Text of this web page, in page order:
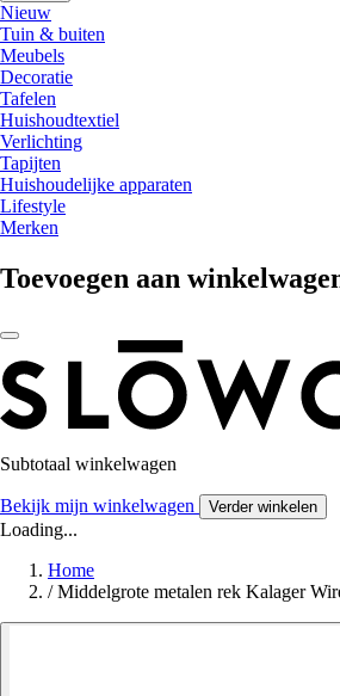
Nieuw
Tuin & buiten
Meubels
Decoratie
Tafelen
Huishoudtextiel
Verlichting
Tapijten
Huishoudelijke apparaten
Lifestyle
Merken
Toevoegen aan
Subtotaal winkelwagen
Bekijk mijn winkelwagen Verder winkelen
Loading...
Home
/ Middelgrote metalen rek Kalager